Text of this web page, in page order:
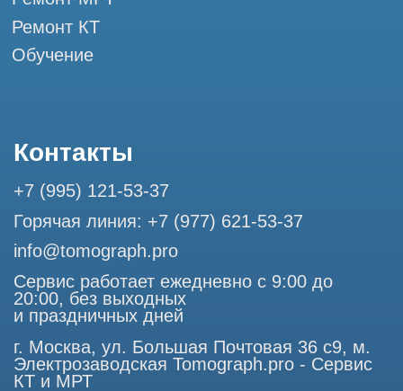
право воспользоваться статьей 146 УК РФ при нарушении
авторских и смежных прав. Вся информация,
является публичной офертой, определяемой положениями
Статьи 437 (2) Гражданского кодекса РФ.
Продолжая работу с сайтом, вы даете согласие на
использование сайтом cookies и обработку персональных
данных в целях функционирования сайта, проведения
ретаргетинга, статистических исследований, улучшения
информации на основе ваших предпочтений и интересов.
1227700720532
105082, г. Москва, ул. Большая Почтовая 36 с 6, офис 202-